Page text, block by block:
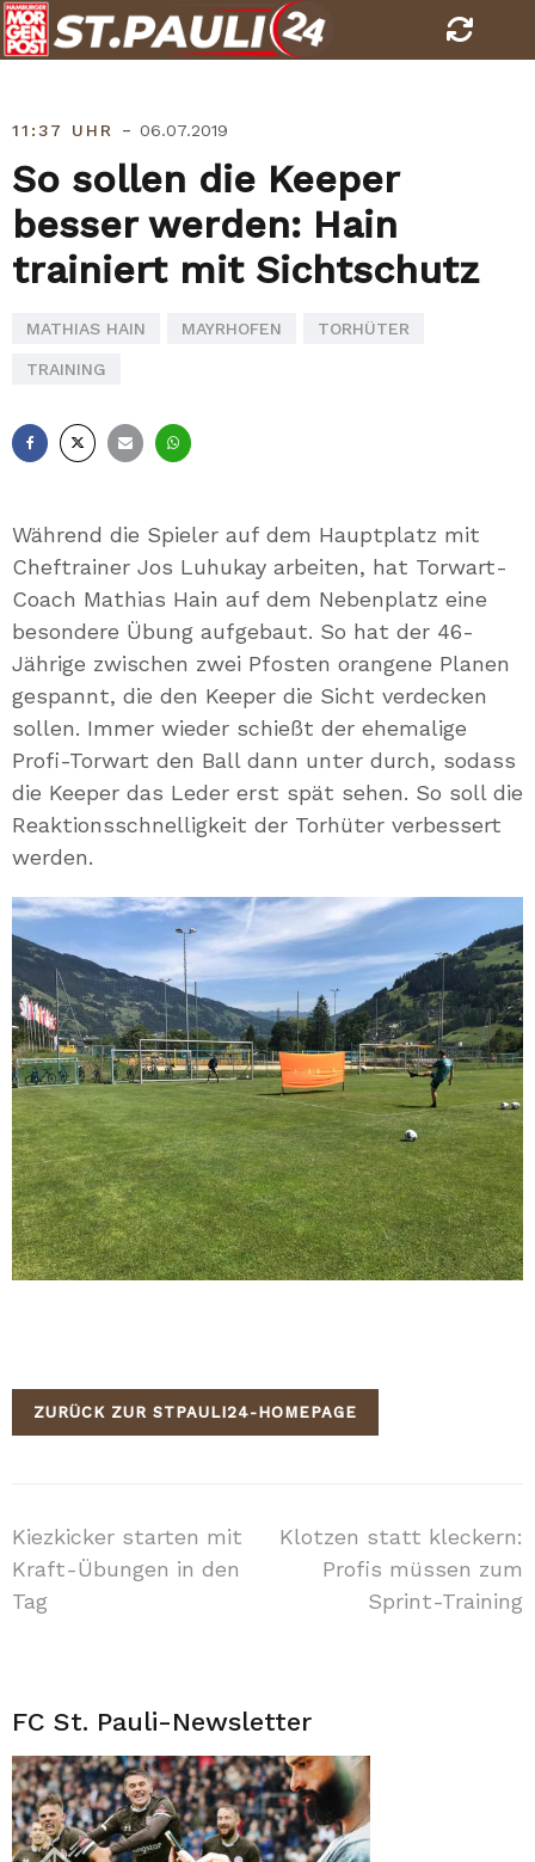
Skip
to
11:37 UHR - 06.07.2019
So sollen die Keeper
besser werden: Hain
trainiert mit Sichtschutz
MATHIAS HAIN MAYRHOFEN TORHÜTER
TRAINING
Während die Spieler auf dem Hauptplatz mit
Cheftrainer Jos Luhukay arbeiten, hat Torwart-
Coach Mathias Hain auf dem Nebenplatz eine
besondere Übung aufgebaut. So hat der 46-
Jährige zwischen zwei Pfosten orangene Planen
gespannt, die den Keeper die Sicht verdecken
sollen. Immer wieder schießt der ehemalige
Profi-Torwart den Ball dann unter durch, sodass
die Keeper das Leder erst spät sehen. So soll die
Reaktionsschnelligkeit der Torhüter verbessert
werden.
ZURÜCK ZUR STPAULI24-HOMEPAGE
Beitragsnavigation
Kiezkicker starten mit
Kraft-Übungen in den
Tag
Klotzen statt kleckern:
Profis müssen zum
Sprint-Training
FC St. Pauli-Newsletter